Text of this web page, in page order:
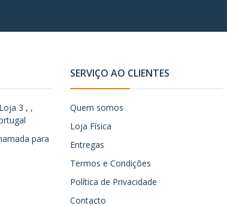
3 , ,
para
SERVIÇO AO CLIENTES
Quem somos
Loja Física
Entregas
Termos e Condições
Política de Privacidade
Contacto